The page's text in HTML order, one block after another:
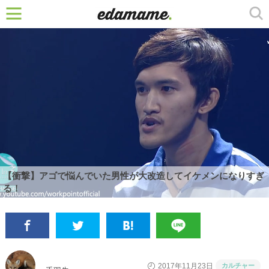
【衝撃】アゴで悩んでいた男性が大改造してイケメンになりすぎ
る！
2017年11月23日 カルチャー